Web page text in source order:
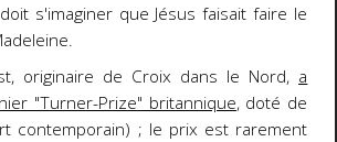
s'imaginer que Jésus faisait faire le
originaire de Croix dans le Nord, a
"Turner-Prize" britannique, doté de
contemporain) ; le prix est rarement